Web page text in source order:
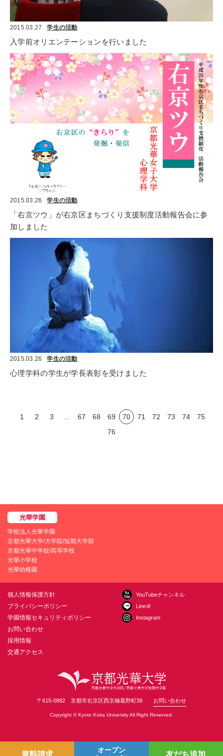
2015.03.27 学生の活動
入学前オリエンテーションを行いました
2015.03.26 学生の活動
「右京ツウ」が右京区まちづくり支援制度活動報告会に参
加しました
2015.03.26 学生の活動
心理学科の学生が学長表彰を受けました
1 2 3 … 67 68 69 70 71 72 73 74
75
76
学校法人光華学園
京都光華大学/大学院/短期大学部
京都光華中学校/高等学校
光華小学校
光華幼稚園
個人情報保護方針
プライバシーポリシー
学園情報セキュリティポリシー
お問い合わせ
採用情報
交通アクセス
YouTubeチャンネル
Line＠
Instagram
〒615-0882 京都市右京区西京極葛野町38 お問い合わせ
Copyright © Kyoto Koka University All Right Reserved.
資料請求
オープン
友だち追加